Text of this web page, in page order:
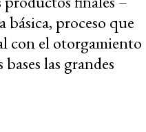
proceso que
con el otorgamiento
las grandes